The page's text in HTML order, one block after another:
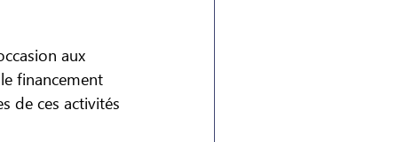
aux
financement
de ces activités